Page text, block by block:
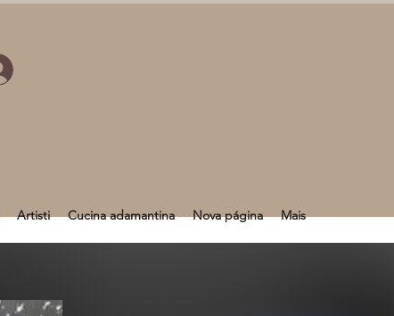
Artisti Cucina adamantina Nova página Mais